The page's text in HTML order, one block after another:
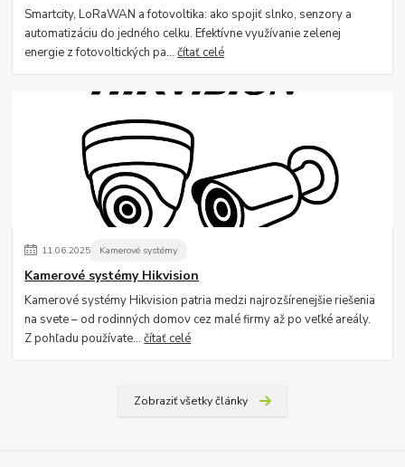
Smartcity, LoRaWAN a fotovoltika: ako spojiť slnko, senzory a
automatizáciu do jedného celku. Efektívne využívanie zelenej
energie z fotovoltických pa...čítať celé
11.06.2025 Kamerové systémy
Kamerové systémy Hikvision
Kamerové systémy Hikvision patria medzi najrozšírenejšie riešenia
na svete – od rodinných domov cez malé firmy až po veľké areály.
Z pohľadu používate...čítať celé
Zobraziť všetky články